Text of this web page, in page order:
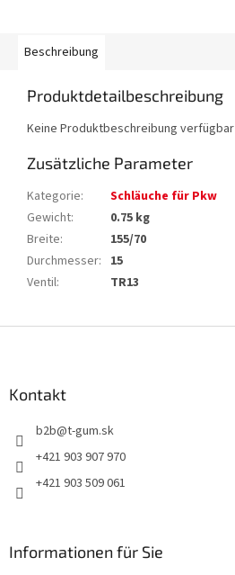
Beschreibung
Produktdetailbeschreibung
Keine Produktbeschreibung verfügbar
Zusätzliche Parameter
Kategorie:
Schläuche für Pkw
Gewicht:
0.75 kg
Breite:
155/70
Durchmesser: 15
Ventil: TR13
Kontakt
b2b@t-gum.sk
+421 903 907 970
+421 903 509 061
Informationen für Sie